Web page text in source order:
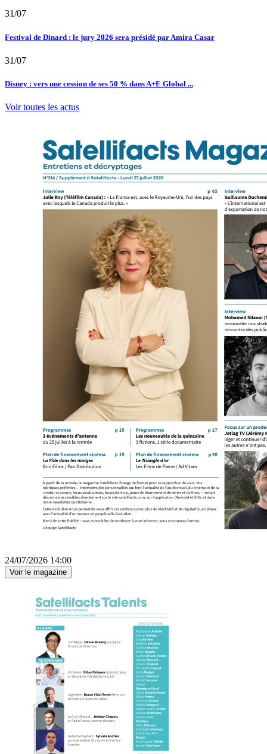
31/07
Festival de Dinard : le jury 2026 sera présidé par Amira Casar
31/07
Disney : vers une cession de ses 50 % dans A+E Global ...
Voir toutes les actus
24/07/2026 14:00
Voir le magazine